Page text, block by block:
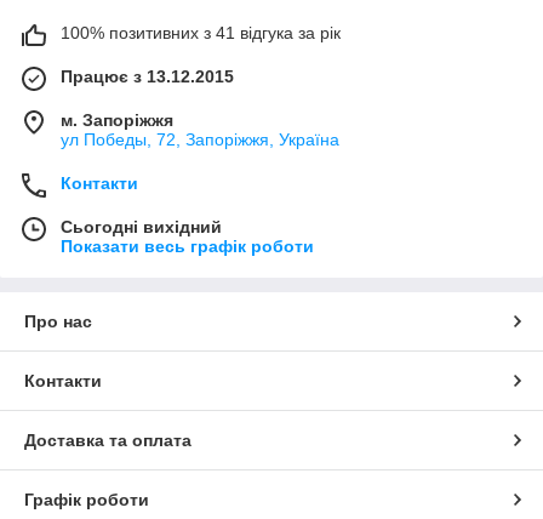
100% позитивних з 41 відгука за рік
Працює з 13.12.2015
м. Запоріжжя
ул Победы, 72, Запоріжжя, Україна
Контакти
Сьогодні вихідний
Показати весь графік роботи
Про нас
Контакти
Доставка та оплата
Графік роботи